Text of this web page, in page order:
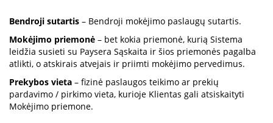
Bendroji sutartis – Bendroji mokėjimo paslaugų sutartis.
Mokėjimo priemonė – bet kokia priemonė, kurią Sistema
leidžia susieti su Paysera Sąskaita ir šios priemonės pagalba
atlikti, o atskirais atvejais ir priimti mokėjimo pervedimus.
Prekybos vieta – fizinė paslaugos teikimo ar prekių
pardavimo / pirkimo vieta, kurioje Klientas gali atsiskaityti
Mokėjimo priemone.